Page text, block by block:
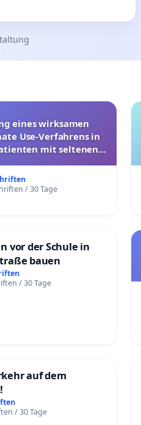
eines wirksamen
Use-Verfahrens in
mit seltenen
/ 30 Tage
vor der Schule in
bauen
/ 30 Tage
auf dem
/ 30 Tage